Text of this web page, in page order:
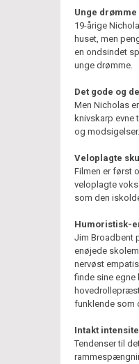
Unge drømme
19-årige
huset, men
en ondsindet
unge drømme.
Det gode og
Men Nicholas
knivskarp
og modsigelser.
Veloplagte
Filmen er først
veloplagte
som den
Humoristisk-
Jim Broadbent
enøjede
nervøst
finde sine egne
funklende som
Intakt
Tendenser til